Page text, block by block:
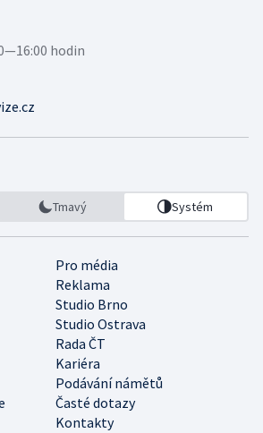
hodin
Tmavý Systém
Pro média
Reklama
Studio Brno
Studio Ostrava
Rada ČT
Kariéra
Podávání námětů
Časté dotazy
Kontakty